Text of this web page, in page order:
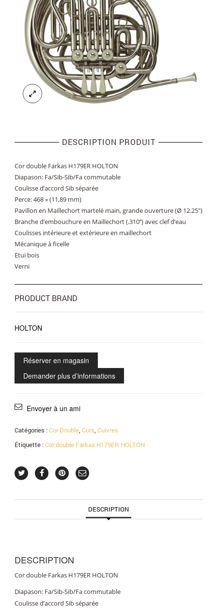
DESCRIPTION PRODUIT
Cor double Farkas H179ER HOLTON
Diapason: Fa/Sib-Sib/Fa commutable
Coulisse d’accord Sib séparée
Perce: 468 » (11,89 mm)
Pavillon en Maillechort martelé main, grande ouverture (Ø 12.25″)
Branche d’embouchure en Maillechort (.310’’) avec clef d’eau
Coulisses intérieure et extérieure en maillechort
Mécanique à ficelle
Etui bois
Verni
PRODUCT BRAND
HOLTON
Réserver en magasin
Demander plus d’informations
Envoyer à un ami
Catégories :Cor Double, Cors, Cuivres
Étiquette :Cor double Farkas H179ER HOLTON
DESCRIPTION
DESCRIPTION
Cor double Farkas H179ER HOLTON
Diapason: Fa/Sib-Sib/Fa commutable
Coulisse d’accord Sib séparée